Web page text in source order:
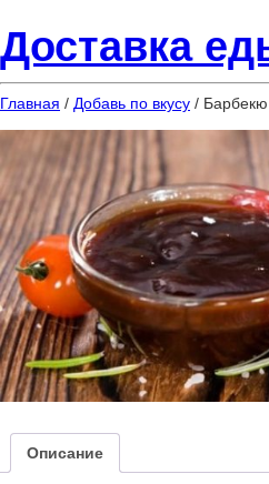
Доставка
Главная / Добавь по вкусу / Барбекю
Описание